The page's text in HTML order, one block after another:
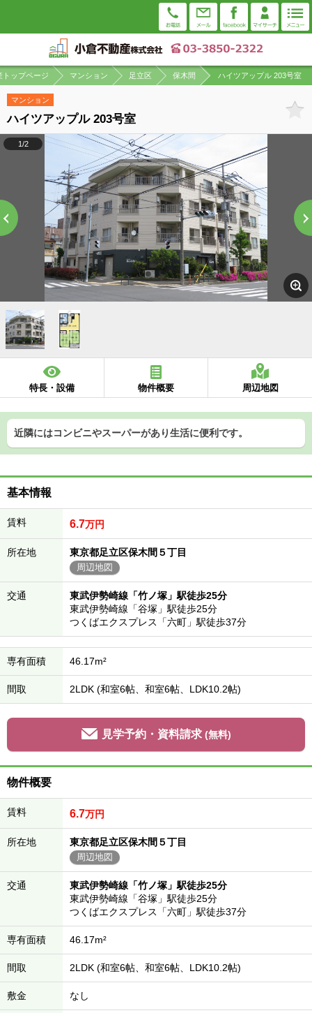
トップページ マンション 足立区 保木間 ハイツアップル 203号室
マンション
ハイツアップル 203号室
1/2
特長・設備 物件概要 周辺地図
近隣にはコンビニやスーパーがあり生活に便利です。
基本情報
賃料 6.7万円
所在地 東京都足立区保木間５丁目
周辺地図
交通
東武伊勢崎線「竹ノ塚」駅徒歩25分
東武伊勢崎線「谷塚」駅徒歩25分
つくばエクスプレス「六町」駅徒歩37分
専有面積 46.17m²
間取 2LDK (和室6帖、和室6帖、LDK10.2帖)
見学予約・資料請求 (無料)
物件概要
賃料 6.7万円
所在地 東京都足立区保木間５丁目
周辺地図
交通
東武伊勢崎線「竹ノ塚」駅徒歩25分
東武伊勢崎線「谷塚」駅徒歩25分
つくばエクスプレス「六町」駅徒歩37分
専有面積 46.17m²
間取 2LDK (和室6帖、和室6帖、LDK10.2帖)
敷金 なし